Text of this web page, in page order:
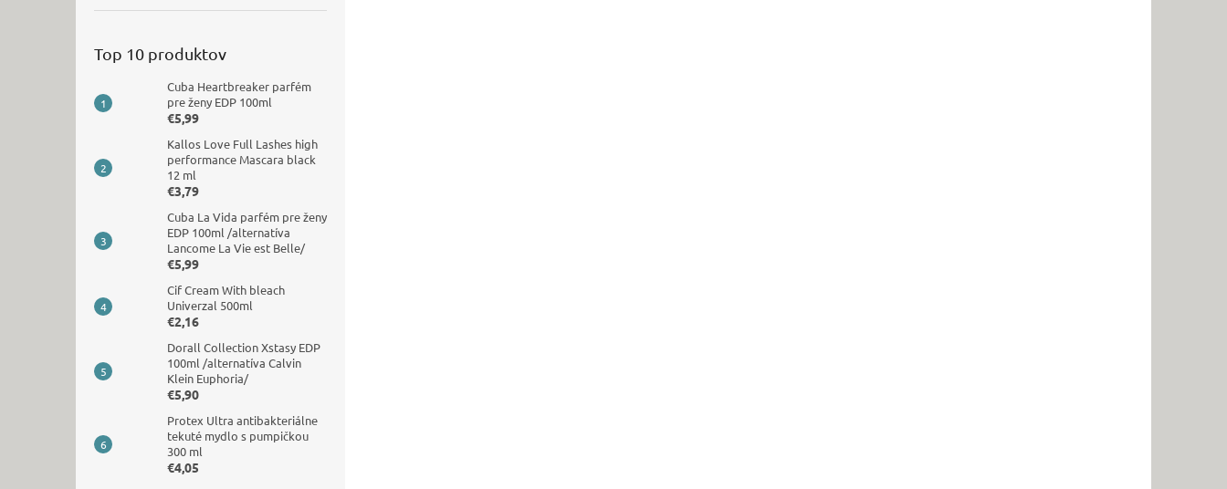
Top 10 produktov
Cuba Heartbreaker parfém
pre ženy EDP 100ml
€5,99
Kallos Love Full Lashes high
performance Mascara black
12 ml
€3,79
Cuba La Vida parfém pre ženy
EDP 100ml /alternatíva
Lancome La Vie est Belle/
€5,99
Cif Cream With bleach
Univerzal 500ml
€2,16
Dorall Collection Xstasy EDP
100ml /alternatíva Calvin
Klein Euphoria/
€5,90
Protex Ultra antibakteriálne
tekuté mydlo s pumpičkou
300 ml
€4,05